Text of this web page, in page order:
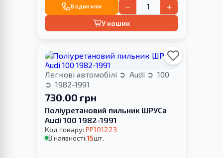
В один клік − +
У кошик
Легкові автомобілі Audi
100
1982-1991
730.00 грн
Поліуретановий пильник ШРУСа
Audi 100 1982-1991
Код товару: PP101223
В наявності:15шт.